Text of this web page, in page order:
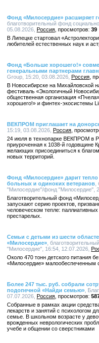
Фонд «Милосердие» расширяет
благотворительный фонд
05.08.2026, Россия
39
В Липецке стартовал
любителей естественных наук и
Фонд «Больше хорошего!»
генеральными партнерами
Group, 15:20, 03.08.2026, Россия
В Новосибирске на Михайловской
фестиваль «Экологичный
общественная организация
хорошего!» и финтех-экосистемы
ВЕКПРОМ приглашает на
15:19, 03.08.2026, Россия
24 июля в технопарке ВЕКПРОМ в
приуроченная к 1038-й годовщине
желающих присоединиться к
новых территорий.
Фонд «Милосердие» дарит
больных и одиноких ветеранов
"Милосердие"/фонд "Милосердие",
Благотворительный фонд
запускают серию проектов,
человеческом тепле:
престарелых.
Семьи с детьми из шести
«Милосердие» ,
"Милосердие", 16:54, 12.07.2026,
Около 470 тонн детского питания
«Милосердие» малообеспеченным
Более 247 тыс. руб. собрали
подопечной «Найди семью» ,
07.07.2026, Россия
Собранные в рамках акции
лекарств и занятий с психологом
семье. В школьном возрасте у
врожденных неврологических
учебе и общении со сверстниками